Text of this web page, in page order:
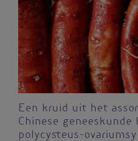
Een kruid uit het
Chinese
polycysteus-